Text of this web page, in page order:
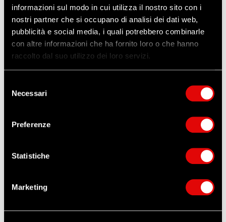
informazioni sul modo in cui utilizza il nostro sito con i
nostri partner che si occupano di analisi dei dati web,
pubblicità e social media, i quali potrebbero combinarle
con altre informazioni che ha fornito loro o che hanno
raccolto dal suo utilizzo dei loro servizi.
delNecessari
Preferenze
Statistiche
Marketing
Altri prodotti che potrebbero